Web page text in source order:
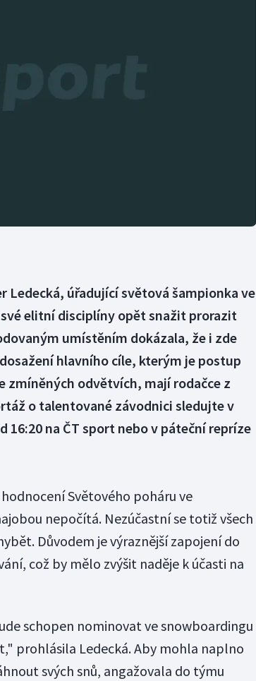
Ledecká, úřadující světová šampionka ve
elitní disciplíny opět snažit prorazit
umístěním dokázala, že i zde
hlavního cíle, kterým je postup
zmíněných odvětvích, mají rodačce z
o talentované závodnici sledujte v
16:20 na ČT sport nebo v páteční repríze
Světového poháru ve
nepočítá. Nezúčastní se totiž všech
Důvodem je výraznější zapojení do
což by mělo zvýšit naděje k účasti na
schopen nominovat ve snowboardingu
prohlásila Ledecká. Aby mohla naplno
svých snů, angažovala do týmu